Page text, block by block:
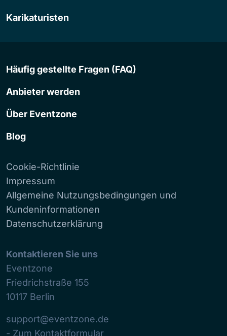
Karikaturisten
Häufig gestellte Fragen (FAQ)
Anbieter werden
Über Eventzone
Blog
Cookie-Richtlinie
Impressum
Allgemeine Nutzungsbedingungen und
Kundeninformationen
Datenschutzerklärung
Kontaktieren Sie uns
Eventzone
Friedrichstraße 155
10117 Berlin
support@eventzone.de
- Zum Kontaktformular